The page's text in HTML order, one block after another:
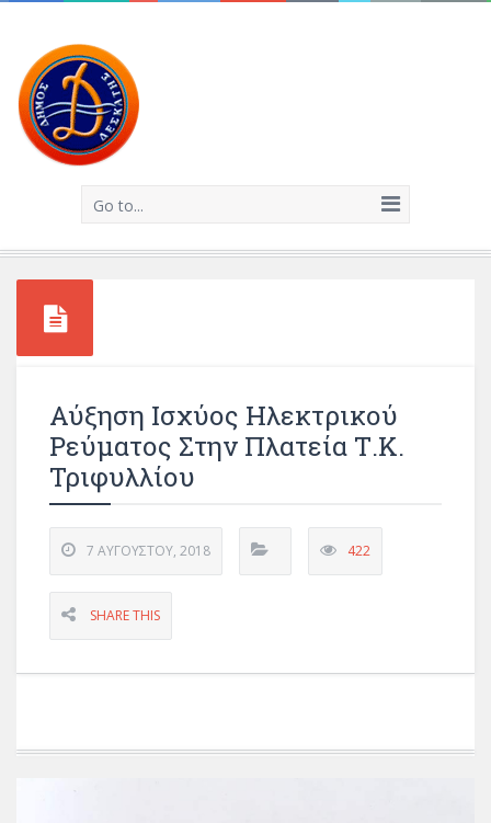
Go to...
Αύξηση Ισχύος Ηλεκτρικού
Ρεύματος Στην Πλατεία Τ.Κ.
Τριφυλλίου
7 ΑΥΓΟΎΣΤΟΥ, 2018 422
SHARE THIS